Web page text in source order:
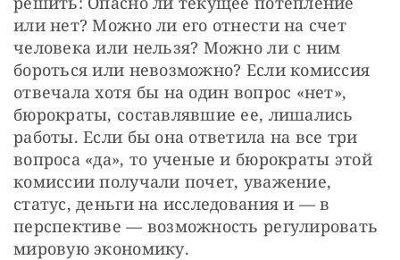
или нет? Можно ли его отнести на счет
человека или нельзя? Можно ли с ним
бороться или невозможно? Если комиссия
отвечала хотя бы на один вопрос «нет»,
бюрократы, составлявшие ее, лишались
работы. Если бы она ответила на все три
вопроса «да», то ученые и бюрократы этой
комиссии получали почет, уважение,
статус, деньги на исследования и — в
перспективе — возможность регулировать
мировую экономику.